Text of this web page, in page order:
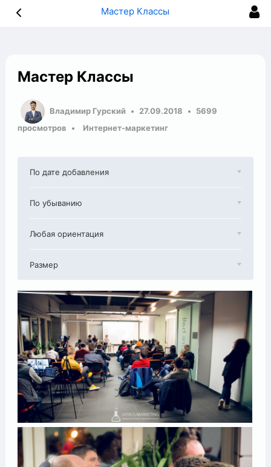
Мастер Классы
Мастер Классы
Владимир Гурский 27.09.2018
5699
просмотров
Интернет-маркетинг
По дате добавления
По убыванию
Любая ориентация
Размер